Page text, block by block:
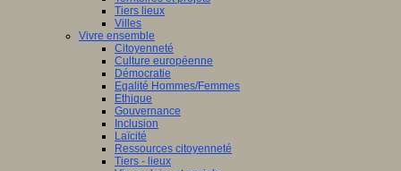
Tiers lieux
Villes
Vivre ensemble
Citoyenneté
Culture européenne
Démocratie
Egalité Hommes/Femmes
Ethique
Gouvernance
Inclusion
Laïcité
Ressources citoyenneté
Tiers - lieux